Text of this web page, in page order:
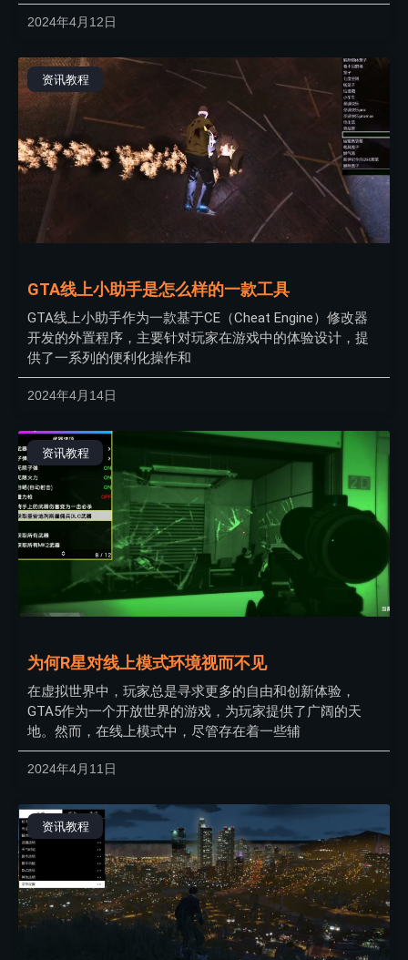
2024年4月12日
资讯教程
GTA线上小助手是怎么样的一款工具
GTA线上小助手作为一款基于CE（Cheat Engine）修改器
开发的外置程序，主要针对玩家在游戏中的体验设计，提
供了一系列的便利化操作和
2024年4月14日
资讯教程
为何R星对线上模式环境视而不见
在虚拟世界中，玩家总是寻求更多的自由和创新体验，
GTA5作为一个开放世界的游戏，为玩家提供了广阔的天
地。然而，在线上模式中，尽管存在着一些辅
2024年4月11日
资讯教程